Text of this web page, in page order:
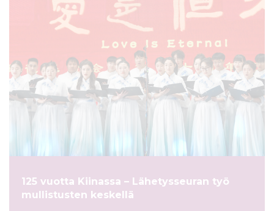
125 vuotta Kiinassa – Lähetysseuran työ
mullistusten keskellä